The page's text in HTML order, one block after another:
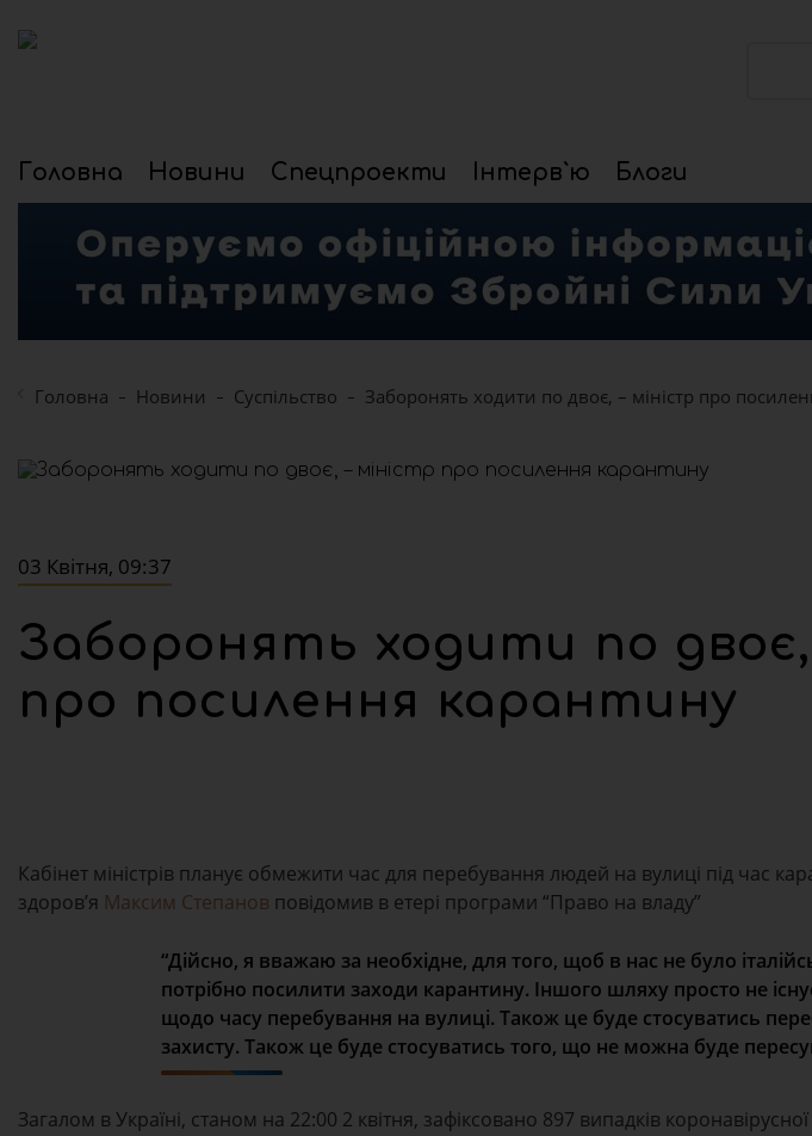
Головна Новини Спецпроекти Інтерв`ю Блоги
Головна Новини Суспільство Заборонять ходити по двоє, – міністр про
03 Квітня, 09:37
Заборонять ходити по двоє,
про посилення карантину
Кабінет міністрів планує обмежити час для перебування людей на вулиці під час
здоров’я Максим Степанов повідомив в етері програми “Право на владу”
“Дійсно, я вважаю за необхідне, для того, щоб в нас не було
потрібно посилити заходи карантину. Іншого шляху просто не
щодо часу перебування на вулиці. Також це буде стосуватись
захисту. Також це буде стосуватись того, що не можна буде
Загалом в Україні, станом на 22:00 2 квітня, зафіксовано 897 випадків